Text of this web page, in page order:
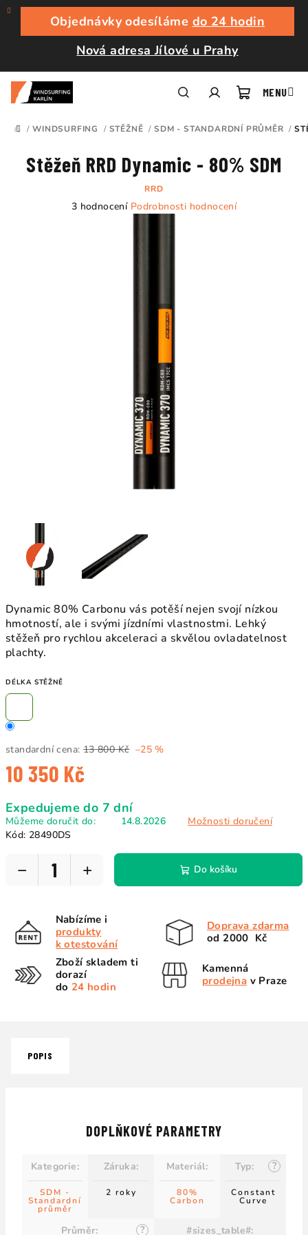
Přejít
obsah
Objednávky odesíláme do 24 hodin
Nová adresa Jílové u Prahy
košík
DOMŮ
/ WINDSURFING / STĚŽNĚ / SDM - STANDARDNÍ PRŮMĚR /
Dynamic 80% Carbonu vás potěší nejen svojí nízkou
hmotností, ale i svými jízdními vlastnostmi. Lehký
stěžeň pro rychlou akceleraci a skvělou ovladatelnost
plachty.
DÉLKA STĚŽNĚ
standardní cena: 13 800 Kč –25 %
10 350 Kč
cena:
Expedujeme do 7 dní
Můžeme doručit do: 14.8.2026
Možnosti doručení
Kód: 28490DS
+
− Do košíku
Stěžeň RRD Dynamic - 80% SDM
RRD
Průměrné
3 hodnocení Podrobnosti hodnocení
Nabízíme i
produkty
k otestování
Doprava zdarma
od 2000 Kč
Zboží skladem ti
dorazí
do 24 hodin
Kamenná
prodejna v Praze
POPIS
DOPLŇKOVÉ PARAMETRY
Kategorie:
SDM -
Standardní
průměr
Záruka:
2 roky
Materiál:
80%
Carbon
?
Typ:
Constant
Curve
?
Průměr: #sizes_table#: